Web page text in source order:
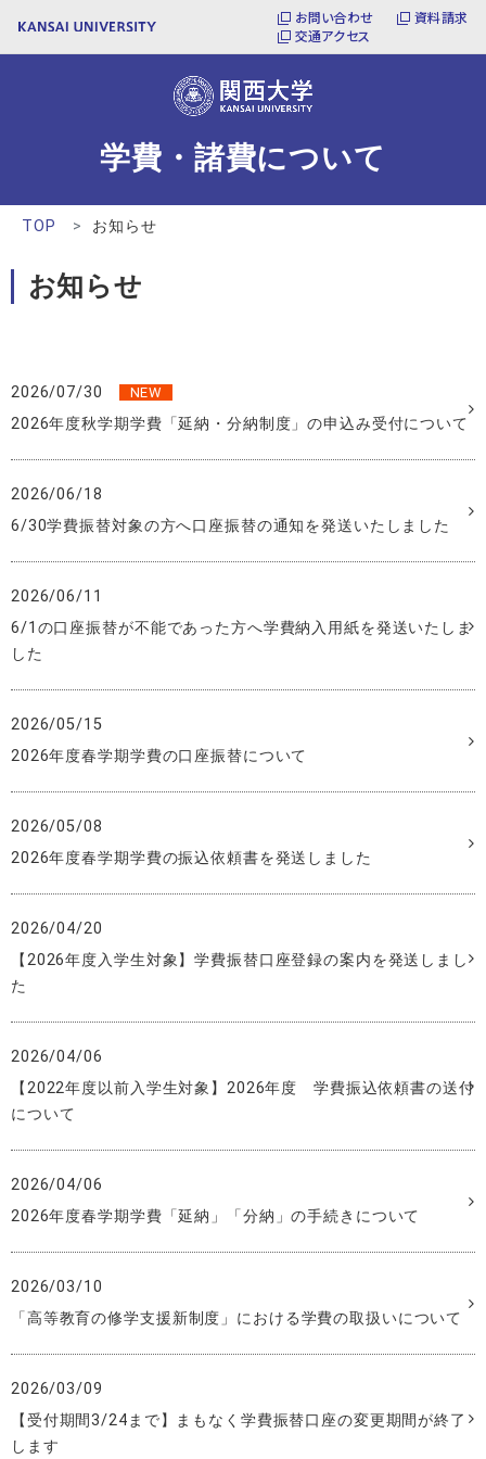
お問い合わせ
資料請求
交通アクセス
学費・諸費について
TOP お知らせ
お知らせ
2026/07/30 NEW
2026年度秋学期学費「延納・分納制度」の申込み受付について
2026/06/18
6/30学費振替対象の方へ口座振替の通知を発送いたしました
2026/06/11
6/1の口座振替が不能であった方へ学費納入用紙を発送いたしま
した
2026/05/15
2026年度春学期学費の口座振替について
2026/05/08
2026年度春学期学費の振込依頼書を発送しました
2026/04/20
【2026年度入学生対象】学費振替口座登録の案内を発送しまし
た
2026/04/06
【2022年度以前入学生対象】2026年度 学費振込依頼書の送付
について
2026/04/06
2026年度春学期学費「延納」「分納」の手続きについて
2026/03/10
「高等教育の修学支援新制度」における学費の取扱いについて
2026/03/09
【受付期間3/24まで】まもなく学費振替口座の変更期間が終了
します